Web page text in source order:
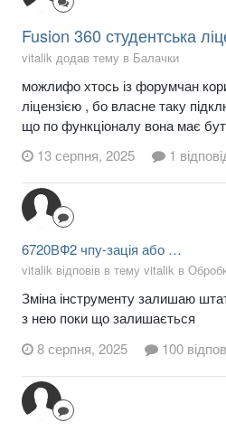
Fusion 360 студентська
vitalik додав тему в Балачки
можлифо хтось із форумчан
ліцензією , бо власне таку
що по функціоналу вона має
13 серпня, 2025
1
6720ВФ2 чпу-зація або …
vitalik відповів в тему vitalik в
Зміна інструменту залишаю
з нею поки що залишається
8 серпня, 2025
100